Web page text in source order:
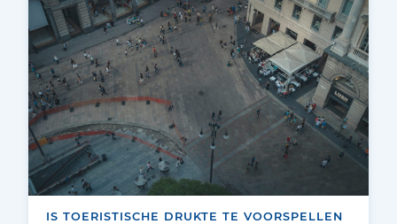
IS TOERISTISCHE DRUKTE TE VOORSPELLEN